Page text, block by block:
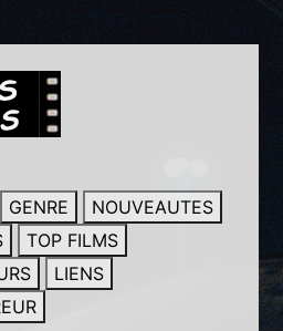
GENRE
NOUVEAUTES
TOP FILMS
LIENS